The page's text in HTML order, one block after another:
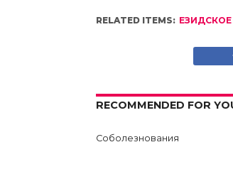
RELATED ITEMS:
RECOMMENDED FOR
Соболезнования